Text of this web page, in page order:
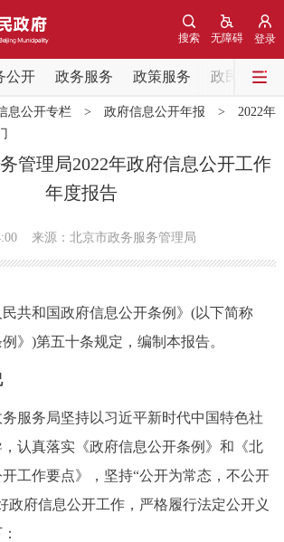
登录
无障碍
搜索
公开 政务服务 政策服务 政民互动
国务院信息 中央部委动态
会议信息 部门动态
机构职能 政策服务
专题公开
息公开专栏> 政府信息公开年报 > 2022年
管理局2022年政府信息公开工作
年度报告
来源：北京市政务服务管理局
和国政府信息公开条例》(以下简称
例》)第五十条规定，编制本报告。
务局坚持以习近平新时代中国特色社
认真落实《政府信息公开条例》和《北
工作要点》，坚持“公开为常态，不公开
政府信息公开工作，严格履行法定公开义